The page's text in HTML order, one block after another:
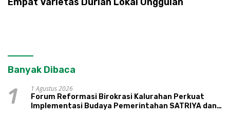
Banyak Dibaca
1
1 Agustus 2026
Forum Reformasi Birokrasi Kalurahan Perkuat
Implementasi Budaya Pemerintahan SATRIYA dan